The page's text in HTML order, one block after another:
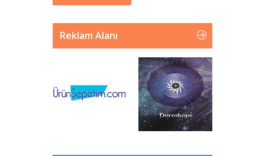
Reklam Alanı